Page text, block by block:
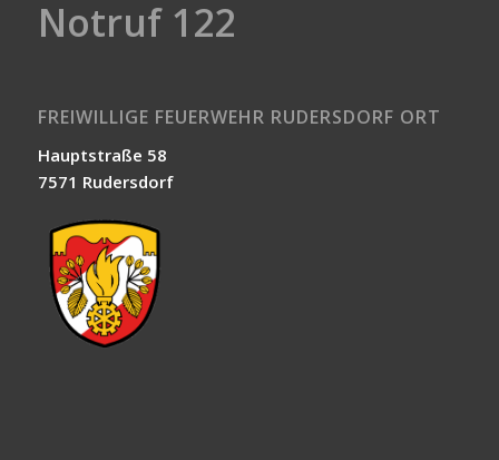
Notruf 122
FREIWILLIGE FEUERWEHR RUDERSDORF ORT
Hauptstraße 58
7571 Rudersdorf